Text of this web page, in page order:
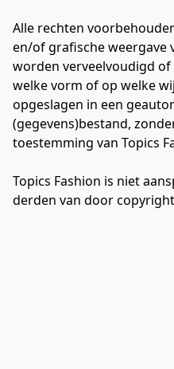
Alle rechten
en/of grafische weergave
worden verveelvoudigd
welke vorm of op welke
opgeslagen in een
(gegevens)bestand,
toestemming van Topics
Topics Fashion is niet